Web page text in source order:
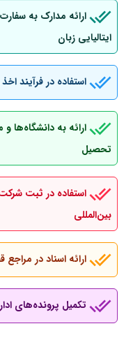
ارائه مدارک به
ایتالیایی زبان
استفاده در فرآیند
ارائه به دانشگاه‌ها
تحصیل
استفاده در ثبت
بین‌المللی
ارائه اسناد در
تکمیل پرونده‌های